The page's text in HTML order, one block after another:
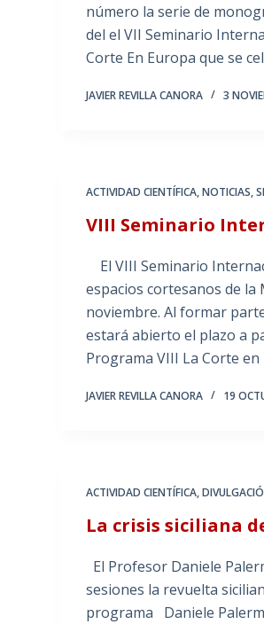
número la serie de
del el VII Seminario
Corte En Europa que se
JAVIER REVILLA CANORA 3
ACTIVIDAD CIENTÍFICA,NOTICIAS,
VIII Seminario
El VIII Seminario
espacios cortesanos de la
noviembre. Al formar
estará abierto el plazo a
Programa VIII La Corte
JAVIER REVILLA CANORA 19
ACTIVIDAD CIENTÍFICA,
La crisis siciliana
El Profesor Daniele
sesiones la revuelta
programa Daniele